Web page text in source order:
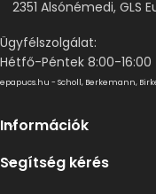
2351 Alsónémedi, GLS
Ügyfélszolgálat:
Hétfő-Péntek 8:00-16:00
epapucs.hu - Scholl, Berkemann,
Információk
Segítség kérés